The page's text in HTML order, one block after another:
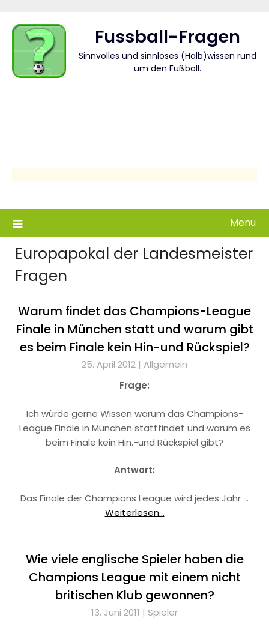
content
Fussball-Fragen
Sinnvolles und sinnloses (Halb)wissen rund
um den Fußball.
Menu
Europapokal der Landesmeister
Fragen
Warum findet das Champions-League
Finale in München statt und warum gibt
es beim Finale kein Hin-und Rückspiel?
25. April 2012 | Allgemein
Frage:
Ich würde gerne Wissen warum das Champions-
League Finale in München stattfindet und warum es
beim Finale kein Hin.-und Rückspiel gibt?
Antwort:
Das Finale der Champions League wird jedes Jahr …
Weiterlesen...
Wie viele englische Spieler haben die
Champions League mit einem nicht
britischen Klub gewonnen?
13. Juni 2011 | Spieler